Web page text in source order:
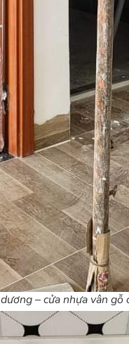
– cửa nhựa vân gỗ